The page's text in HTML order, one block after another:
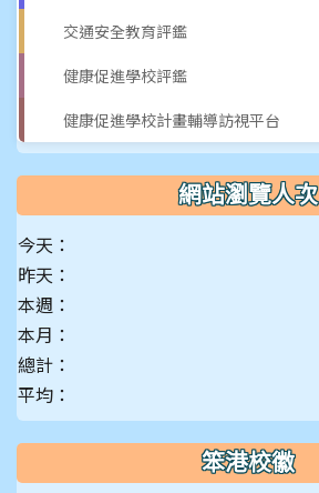
交通安全教育評鑑
健康促進學校評鑑
健康促進學校計畫輔導訪視平台
網站瀏覽人次
今天：
昨天：
本週：
本月：
總計：
平均：
笨港校徽